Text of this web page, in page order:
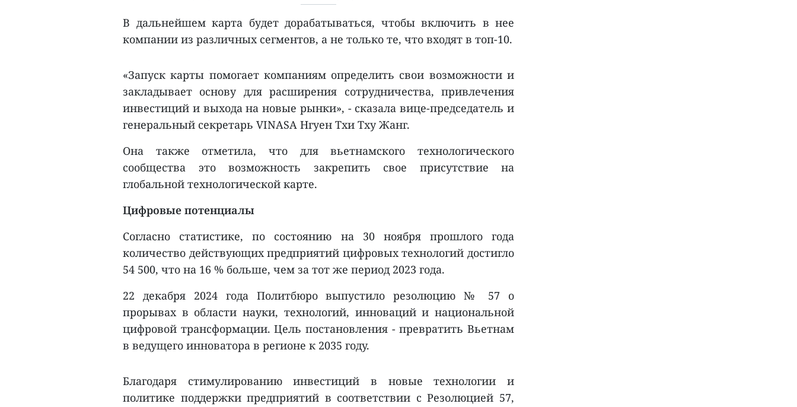
В дальнейшем карта будет дорабатываться, чтобы включить в нее
компании из различных сегментов, а не только те, что входят в топ-10.
«Запуск карты помогает компаниям определить свои возможности и
закладывает основу для расширения сотрудничества, привлечения
инвестиций и выхода на новые рынки», - сказала вице-председатель и
генеральный секретарь VINASA Нгуен Тхи Тху Жанг.
Она также отметила, что для вьетнамского технологического
сообщества это возможность закрепить свое присутствие на
глобальной технологической карте.
Цифровые потенциалы
Согласно статистике, по состоянию на 30 ноября прошлого года
количество действующих предприятий цифровых технологий достигло
54 500, что на 16 % больше, чем за тот же период 2023 года.
22 декабря 2024 года Политбюро выпустило резолюцию № 57 о
прорывах в области науки, технологий, инноваций и национальной
цифровой трансформации. Цель постановления - превратить Вьетнам
в ведущего инноватора в регионе к 2035 году.
Благодаря стимулированию инвестиций в новые технологии и
политике поддержки предприятий в соответствии с Резолюцией 57,